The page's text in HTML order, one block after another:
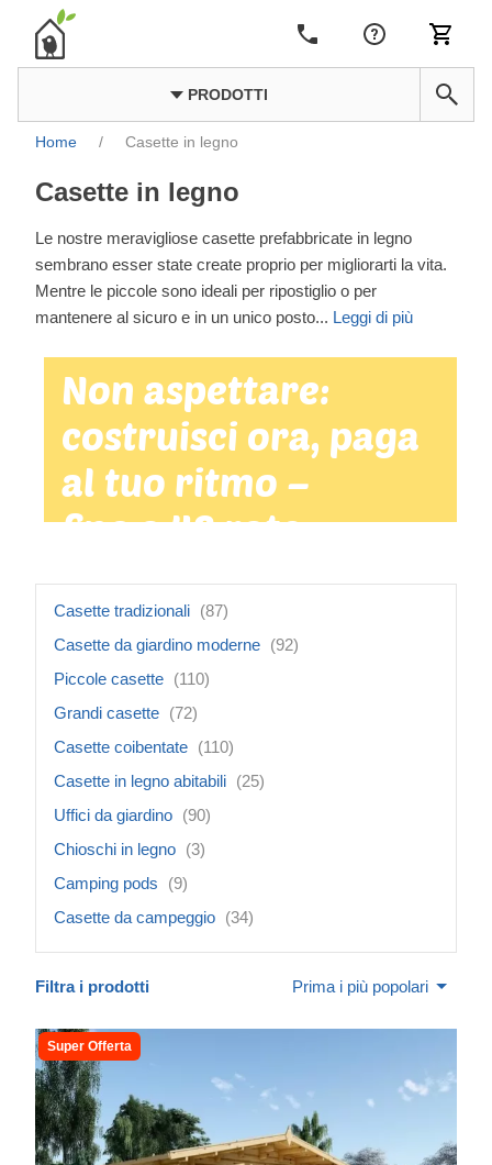
PRODOTTI
Home / Casette in legno
Casette in legno
Le nostre meravigliose casette prefabbricate in legno
sembrano esser state create proprio per migliorarti la vita.
Mentre le piccole sono ideali per ripostiglio o per
mantenere al sicuro e in un unico posto... Leggi di più
Non aspettare:
costruisci ora, paga
al tuo ritmo –
fino a 48 rate
mensili
Casette tradizionali (87)
Casette da giardino moderne (92)
Piccole casette (110)
Grandi casette (72)
Casette coibentate (110)
Casette in legno abitabili (25)
Uffici da giardino (90)
Chioschi in legno (3)
Camping pods
(9)
Casette da campeggio (34)
Filtra i prodotti Prima i più popolari
Super Offerta